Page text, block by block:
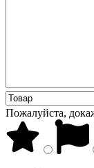
Пожалуйста,